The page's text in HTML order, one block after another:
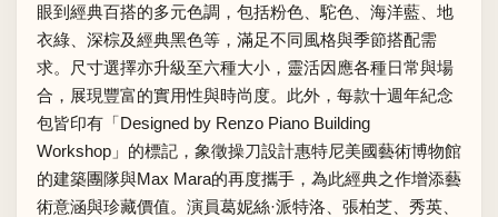
眼到經典百搭的多元色調，包括粉色、駝色、海洋藍、地
衣綠、深棕及經典黑色等，滿足不同風格與季節搭配需
求。尺寸選擇亦升級至六種大小，靈活因應各種日常與場
合，展現豐富的實用性與時尚度。此外，每款十週年紀念
包皆印有「Designed by Renzo Piano Building
Workshop」的標記，象徵操刀設計惠特尼美國藝術博物館
的建築團隊與Max Mara的再度攜手，為此經典之作增添藝
術意涵與珍藏價值。演員葛妮絲·派特洛、張柏芝、秀英、